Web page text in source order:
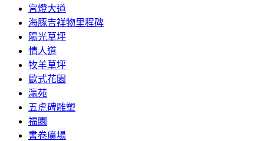
宮燈大道
海豚吉祥物里程碑
陽光草坪
情人道
牧羊草坪
歐式花園
瀛苑
五虎碑雕塑
福園
書卷廣場